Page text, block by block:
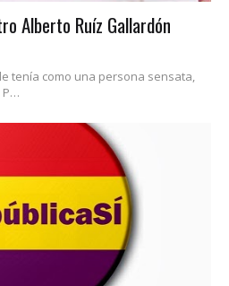
Alberto Ruíz Gallardón
tenía como una persona sensata,
P…